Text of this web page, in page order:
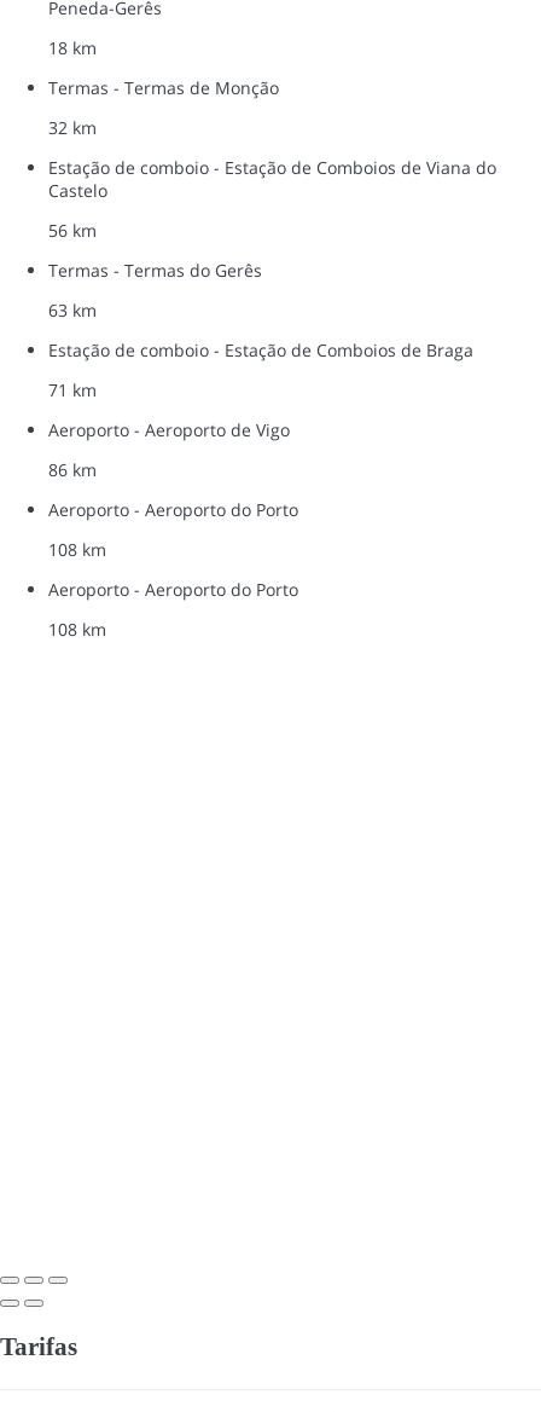
Peneda-Gerês
18 km
Termas - Termas de Monção
32 km
Estação de comboio - Estação de Comboios de Viana do
Castelo
56 km
Termas - Termas do Gerês
63 km
Estação de comboio - Estação de Comboios de Braga
71 km
Aeroporto - Aeroporto de Vigo
86 km
Aeroporto - Aeroporto do Porto
108 km
Aeroporto - Aeroporto do Porto
108 km
Tarifas